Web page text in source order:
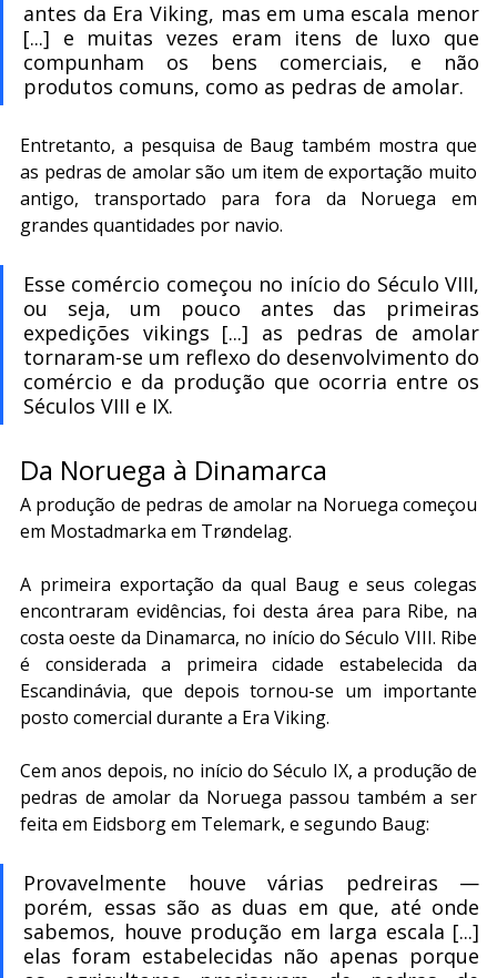
antes da Era Viking, mas em uma escala menor
[...] e muitas vezes eram itens de luxo que
compunham os bens comerciais, e não
produtos comuns, como as pedras de amolar.
Entretanto, a pesquisa de Baug também mostra que
as pedras de amolar são um item de exportação muito
antigo, transportado para fora da Noruega em
grandes quantidades por navio.
Esse comércio começou no início do Século VIII,
ou seja, um pouco antes das primeiras
expedições vikings [...] as pedras de amolar
tornaram-se um reflexo do desenvolvimento do
comércio e da produção que ocorria entre os
Séculos VIII e IX.
Da Noruega à Dinamarca
A produção de pedras de amolar na Noruega começou
em Mostadmarka em Trøndelag.
A primeira exportação da qual Baug e seus colegas
encontraram evidências, foi desta área para Ribe, na
costa oeste da Dinamarca, no início do Século VIII. Ribe
é considerada a primeira cidade estabelecida da
Escandinávia, que depois tornou-se um importante
posto comercial durante a Era Viking.
Cem anos depois, no início do Século IX, a produção de
pedras de amolar da Noruega passou também a ser
feita em Eidsborg em Telemark, e segundo Baug:
Provavelmente houve várias pedreiras —
porém, essas são as duas em que, até onde
sabemos, houve produção em larga escala [...]
elas foram estabelecidas não apenas porque